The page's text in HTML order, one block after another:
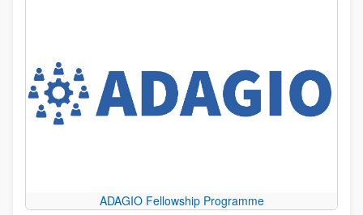
ADAGIO Fellowship Programme